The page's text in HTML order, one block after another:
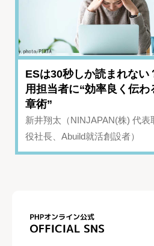
ESは30秒しか読まれない
用担当者に“効率良く伝わ
章術”
新井翔太（NINJAPAN(株) 代表
役社長、Abuild就活創設者）